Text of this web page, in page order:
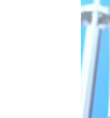
КРЫМ.НЕПОКОРЕННЫЙ
УКРАИНСКАЯ ПРОБЛЕМА КРЫМА